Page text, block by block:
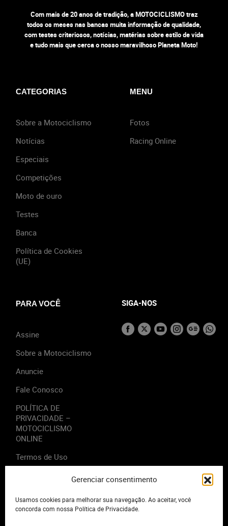
Gerenciar consentimento
Usamos cookies para melhorar sua navegação. Ao aceitar, você
concorda com nossa Política de Privacidade.
Com mais de 20 anos de tradição, a MOTOCICLISMO traz
todos os meses nas bancas muita informação de qualidade,
com testes criteriosos, notícias, matérias sobre estilo de vida
e tudo mais que cerca o nosso maravilhoso Planeta Moto!
CATEGORIAS
Sobre a Motociclismo
Notícias
Especiais
Competições
Moto de ouro
Testes
Banca
Política de Cookies
(UE)
MENU
Fotos
Racing Online
PARA VOCÊ
Assine
Sobre a Motociclismo
Anuncie
Fale Conosco
POLÍTICA DE
PRIVACIDADE –
MOTOCICLISMO
ONLINE
Termos de Uso
SIGA-NOS
2023 - Editora Motor Midia. Todos os direitos reservados.